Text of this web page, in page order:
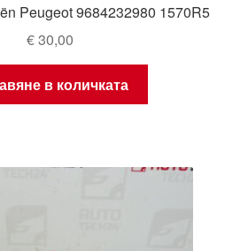
Peugeot 9684232980 1570R5
€30,00
в количката